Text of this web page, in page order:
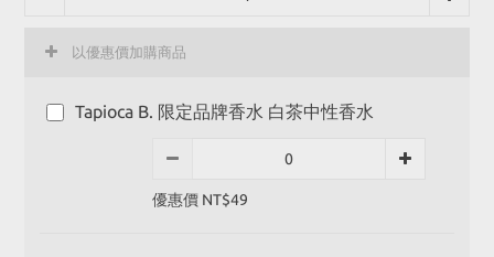
以優惠價加購商品
Tapioca B. 限定品牌香水 白茶中性香水
優惠價 NT$49